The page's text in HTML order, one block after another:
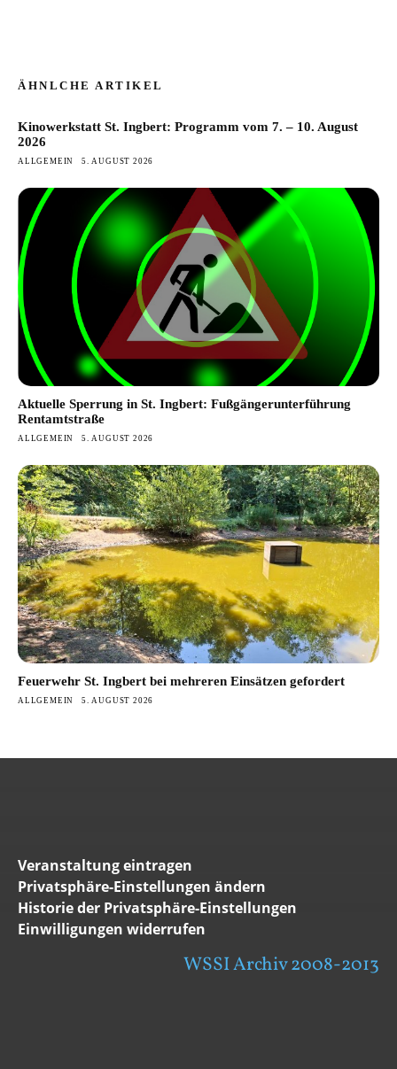
ÄHNLCHE ARTIKEL
Kinowerkstatt St. Ingbert: Programm vom 7. – 10. August
2026
ALLGEMEIN 5. AUGUST 2026
Aktuelle Sperrung in St. Ingbert: Fußgängerunterführung
Rentamtstraße
ALLGEMEIN 5. AUGUST 2026
Feuerwehr St. Ingbert bei mehreren Einsätzen gefordert
ALLGEMEIN 5. AUGUST 2026
Veranstaltung eintragen
Privatsphäre-Einstellungen ändern
Historie der Privatsphäre-Einstellungen
Einwilligungen widerrufen
WSSI Archiv 2008-2013